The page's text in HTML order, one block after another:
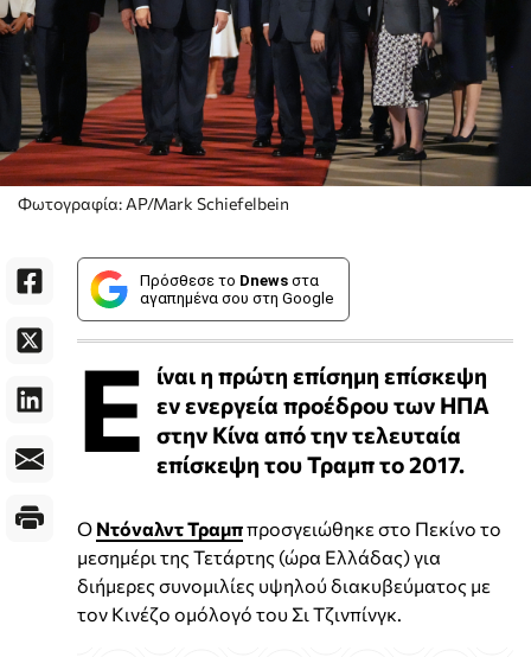
Φωτογραφία: AP/Mark Schiefelbein
Πρόσθεσε το Dnews στα
αγαπημένα σου στη Google
Ε
ίναι η πρώτη επίσημη επίσκεψη
εν ενεργεία προέδρου των ΗΠΑ
στην Κίνα από την τελευταία
επίσκεψη του Τραμπ το 2017.
Ο Ντόναλντ Τραμππροσγειώθηκε στο Πεκίνο το
μεσημέρι της Τετάρτης (ώρα Ελλάδας) για
διήμερες συνομιλίες υψηλού διακυβεύματος με
τον Κινέζο ομόλογό του Σι Τζινπίνγκ.